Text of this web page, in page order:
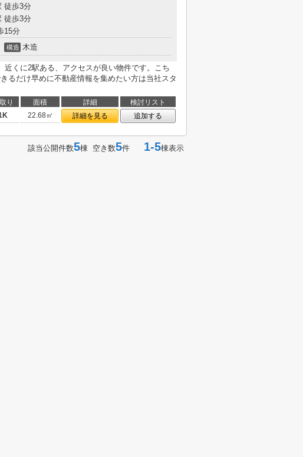
徒歩3分
徒歩3分
15分
構造 木造
近くに2駅ある、アクセスが良い物件です。こち
るだけ早めに不動産情報を集めたい方は当社スタ
り 面積 詳細
検討リスト
22.68㎡ 詳細を見る 追加する
該当公開件数5棟 空き数5件 1-5棟表示